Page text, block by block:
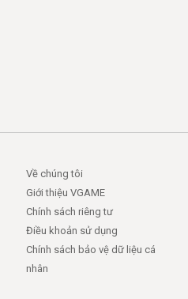
Về chúng tôi
Giới thiệu VGAME
Chính sách riêng tư
Điều khoản sử dụng
Chính sách bảo vệ dữ liệu cá
nhân